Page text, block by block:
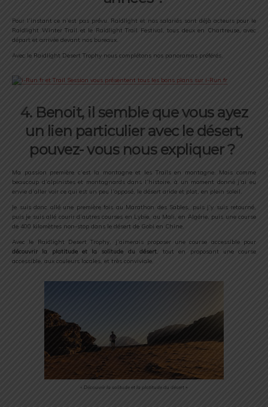
Pour l’instant ce n’est pas prévu. Raidlight et nos salariés sont déjà acteurs pour le
Raidlight Winter Trail et le Raidlight Trail Festival, tous deux en Chartreuse, avec
départ et arrivée devant nos bureaux.
Avec le Raidlight Desert Trophy nous complétons nos panoramas préférés.
4. Benoit, il semble que vous ayez
un lien particulier avec le désert,
pouvez- vous nous expliquer ?
Ma passion première c’est la montagne et les Trails en montagne. Mais comme
beaucoup d’alpinistes et montagnards dans l’histoire, à un moment donné j’ai eu
envie d’aller voir ce qui est un peu l’opposé, le désert aride et plat, en plein soleil.
Je suis donc allé une première fois au Marathon des Sables, puis j’y suis retourné,
puis je suis allé courir d’autres courses en Lybie, au Mali, en Algérie, puis une course
de 400 kilomètres non-stop dans le désert de Gobi en Chine.
Avec le Raidlight Desert Trophy, j’aimerais proposer une course accessible pour
découvrir la platitude et la solitude du désert, tout en proposant une course
accessible, aux couleurs locales, et très conviviale.
« Découvrir la solitude et la platitude du désert »